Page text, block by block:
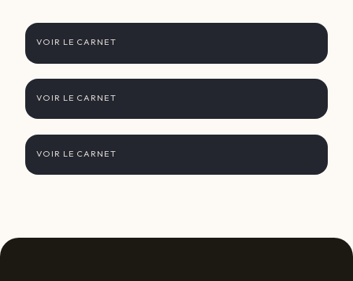
VOIR LE CARNET
Tokyo
VOIR LE CARNET
Kyoto
VOIR LE CARNET